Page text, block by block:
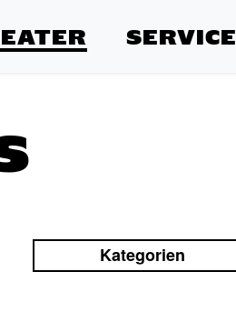
SERVICE
Kategorien